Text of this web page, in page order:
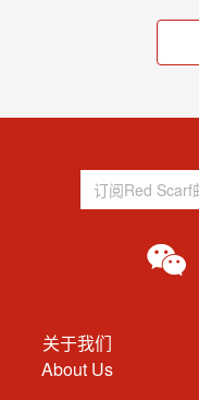
关于我们
About Us